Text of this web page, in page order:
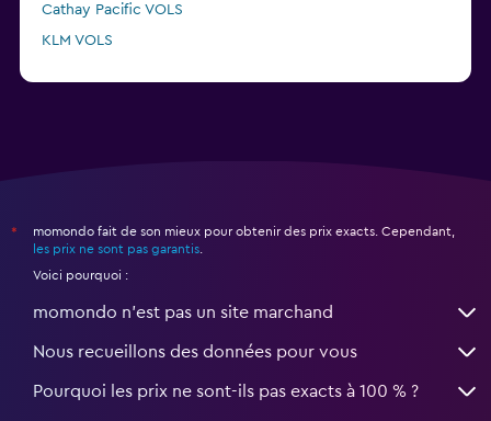
Cathay Pacific VOLS
KLM VOLS
*
momondo fait de son mieux pour obtenir des prix exacts. Cependant,
les prix ne sont pas garantis
Voici pourquoi :
momondo n'est pas un site marchand
Nous recueillons des données pour vous
Pourquoi les prix ne sont-ils pas exacts à 100 % ?